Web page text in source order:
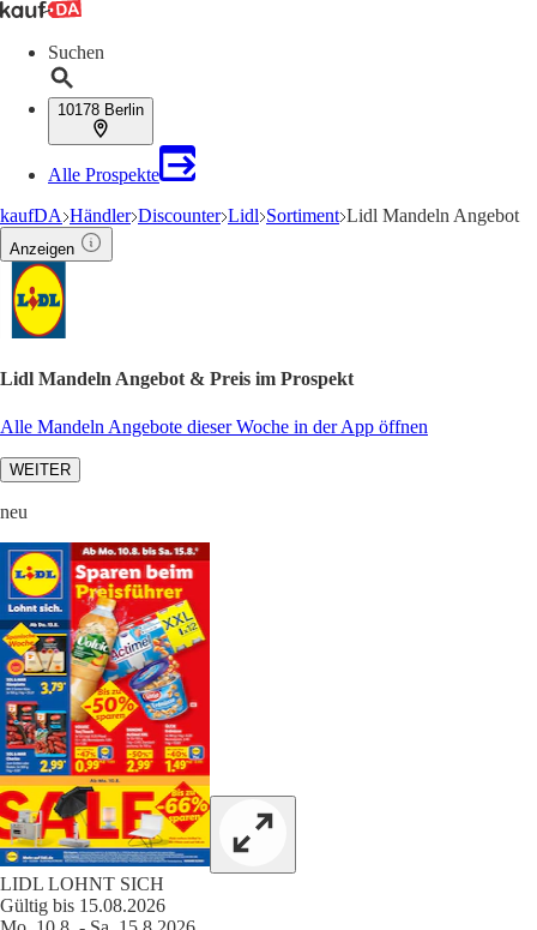
Suchen
10178 Berlin
Alle Prospekte
kaufDA Händler Discounter Lidl Sortiment Lidl Mandeln Angebot
Anzeigen
Lidl Mandeln Angebot & Preis im Prospekt
Alle Mandeln Angebote dieser Woche in der App öffnen
WEITER
neu
LIDL LOHNT SICH
Gültig bis 15.08.2026